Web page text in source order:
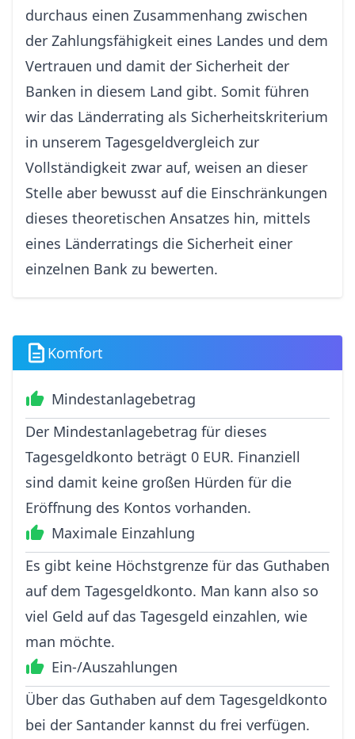
durchaus einen Zusammenhang zwischen
der Zahlungsfähigkeit eines Landes und dem
Vertrauen und damit der Sicherheit der
Banken in diesem Land gibt. Somit führen
wir das Länderrating als Sicherheitskriterium
in unserem Tagesgeldvergleich zur
Vollständigkeit zwar auf, weisen an dieser
Stelle aber bewusst auf die Einschränkungen
dieses theoretischen Ansatzes hin, mittels
eines Länderratings die Sicherheit einer
einzelnen Bank zu bewerten.
Komfort
Mindestanlagebetrag
Der Mindestanlagebetrag für dieses
Tagesgeldkonto beträgt 0 EUR. Finanziell
sind damit keine großen Hürden für die
Eröffnung des Kontos vorhanden.
Maximale Einzahlung
Es gibt keine Höchstgrenze für das Guthaben
auf dem Tagesgeldkonto. Man kann also so
viel Geld auf das Tagesgeld einzahlen, wie
man möchte.
Ein-/Auszahlungen
Über das Guthaben auf dem Tagesgeldkonto
bei der Santander kannst du frei verfügen.